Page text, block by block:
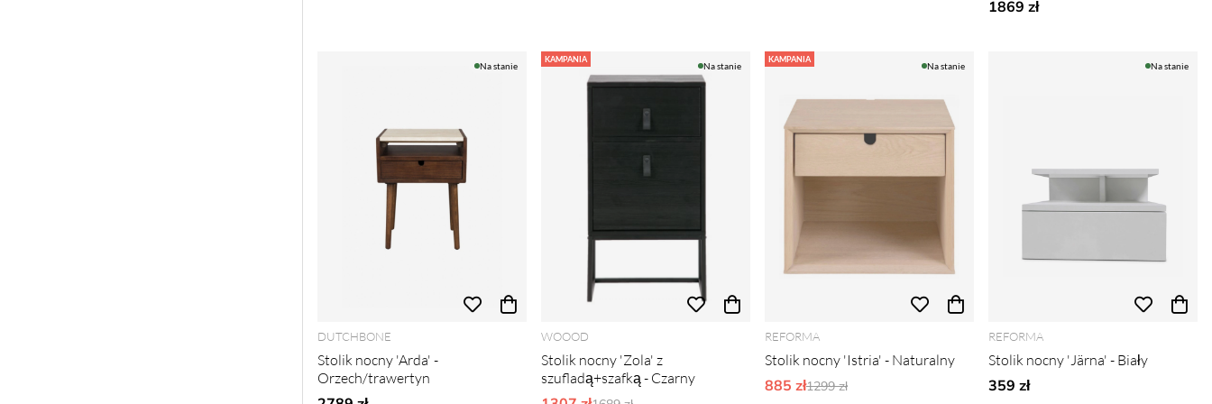
1869 zł
Na stanie
DUTCHBONE
Stolik nocny 'Arda' -
Orzech/trawertyn
KAMPANIA
Na stanie
WOOOD
Stolik nocny 'Zola' z
szufladą+szafką - Czarny
KAMPANIA
Na stanie
REFORMA
Stolik nocny 'Istria' - Naturalny
885 złOrdynarne ceny:
1299 zł
Na stanie
REFORMA
Stolik nocny 'Järna' - Biały
359 zł